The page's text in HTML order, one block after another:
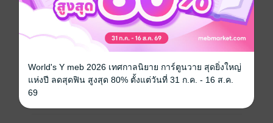
ประเภทไฟล์ pdf, epub (สารบัญ)
ความยาว 105 หน้า (≈ 25,385 คำ)
World's Y meb 2026 เทศกาลนิยาย การ์ตูนวาย สุดยิ่งใหญ่
แห่งปี ลดสุดฟิน สูงสุด 80% ตั้งแต่วันที่ 31 ก.ค. - 16 ส.ค.
69